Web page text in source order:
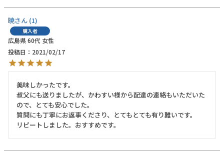
暁 1
購入者
広島県60代 女性
投稿日
2021/02/17
美味しかったです。
叔父にも送りましたが、かわすい様から配達の連絡もいただいた
ので、とても安心でした。
質問にも丁寧にお返事くださり、とてもとても有り難いです。
リピートしました。おすすめです。